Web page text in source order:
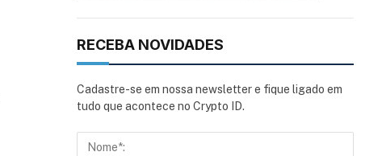
RECEBA NOVIDADES
Cadastre-se em nossa newsletter e fique ligado em
tudo que acontece no Crypto ID.